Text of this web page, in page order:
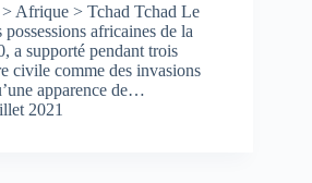
Afrique > Tchad Tchad Le
africaines de la
a supporté pendant trois
civile comme des invasions
apparence de…
2021